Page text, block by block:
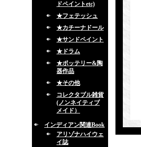
ドペイントetc)
★フェテッシュ
★カチーナドール
★サンドペイント
★ドラム
★ポッテリー&陶
器作品
★その他
コレクタブル雑貨
(ノンネイティブ
メイド）
インディアン関連Book
アリゾナハイウェ
イ誌